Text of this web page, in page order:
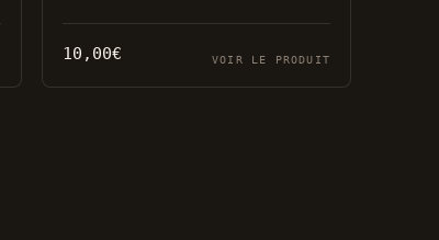
10,00€ VOIR LE PRODUIT